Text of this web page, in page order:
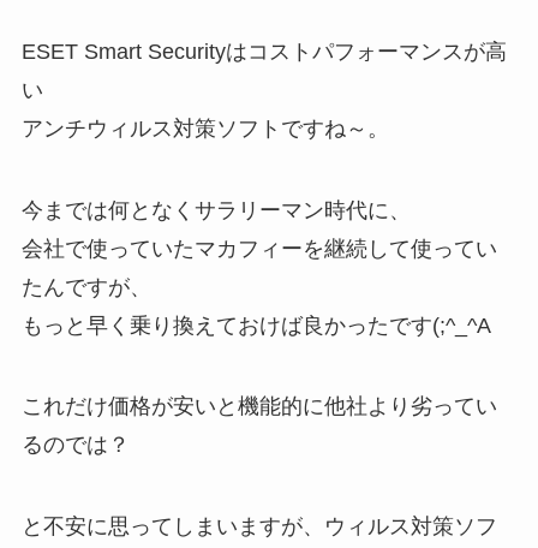
ESET Smart Securityはコストパフォーマンスが高
い
アンチウィルス対策ソフトですね～。
今までは何となくサラリーマン時代に、
会社で使っていたマカフィーを継続して使ってい
たんですが、
もっと早く乗り換えておけば良かったです(;^_^A
これだけ価格が安いと機能的に他社より劣ってい
るのでは？
と不安に思ってしまいますが、ウィルス対策ソフ